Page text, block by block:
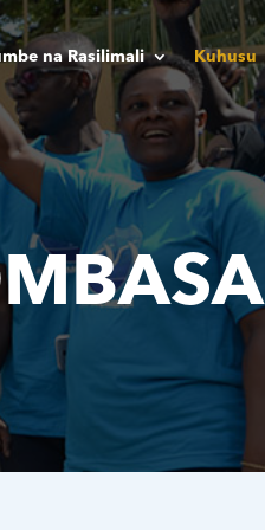
na Rasilimali Kuhusu